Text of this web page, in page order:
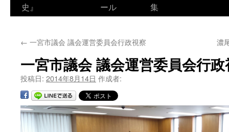
ン
ツ
へ
ス
キ
史』
ール
集
← 一宮市議会 議会運営委員会行政視察 濃
一宮市議会 議会運営委員会行
投稿日: 2014年8月14日 作成者: